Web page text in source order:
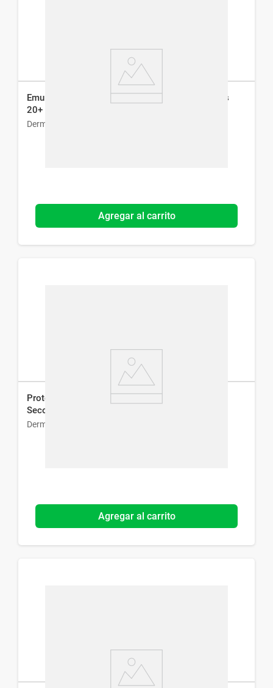
Emulsión Facial Dermaglós Hidratante de Día Fps
20+ x 70 ml
Dermaglós
Agregar al carrito
Protector Solar Facial Dermaglos 50 Fps Efecto
Seco 50 g
Dermaglós
Agregar al carrito